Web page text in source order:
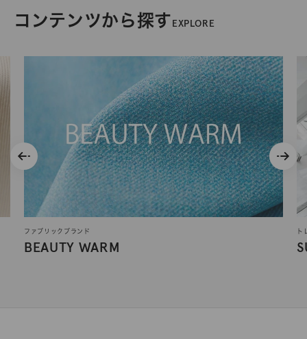
コンテンツから探すEXPLORE
ファブリックブランド
BEAUTY WARM
ト